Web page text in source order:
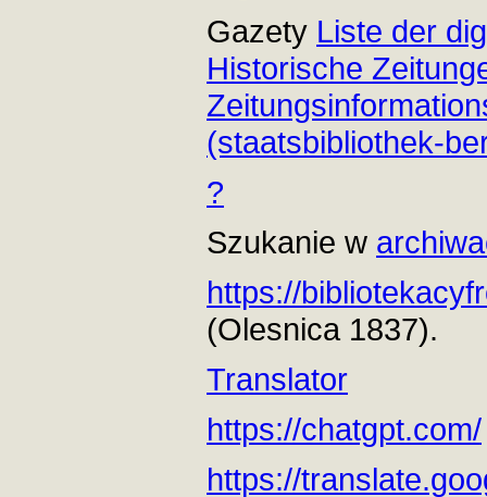
Gazety Liste der
Historische
(staatsbibliothek-
?
Szukanie w
https://
(Olesnica 1837).
Translator
https://chatgpt.com/
https://